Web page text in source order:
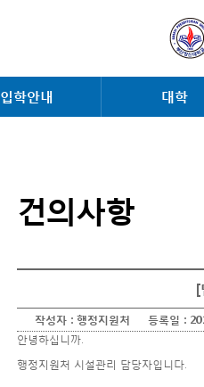
입학안내 대학
건의사항
[
작성자 : 행정지원처 등록일 :
안녕하십니까.
행정지원처 시설관리 담당자입니다.